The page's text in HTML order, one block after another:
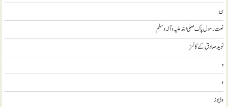
ن
نعت رسول پاک صلی اللہ علیہ و آلہ وسلم
نويد صادق کے کالمز
ہ
و
وڈيوز